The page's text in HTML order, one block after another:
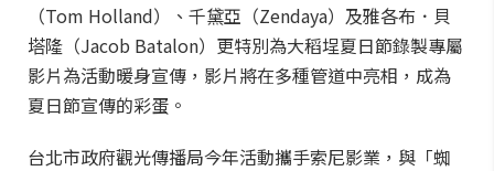
（Tom Holland）、千黛亞（Zendaya）及雅各布．貝
塔隆（Jacob Batalon）更特別為大稻埕夏日節錄製專屬
影片為活動暖身宣傳，影片將在多種管道中亮相，成為
夏日節宣傳的彩蛋。
台北市政府觀光傳播局今年活動攜手索尼影業，與「蜘